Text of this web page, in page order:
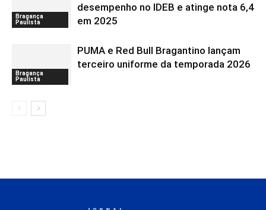
Bragança
Paulista
desempenho no IDEB e atinge nota 6,4
em 2025
Bragança
Paulista
PUMA e Red Bull Bragantino lançam
terceiro uniforme da temporada 2026